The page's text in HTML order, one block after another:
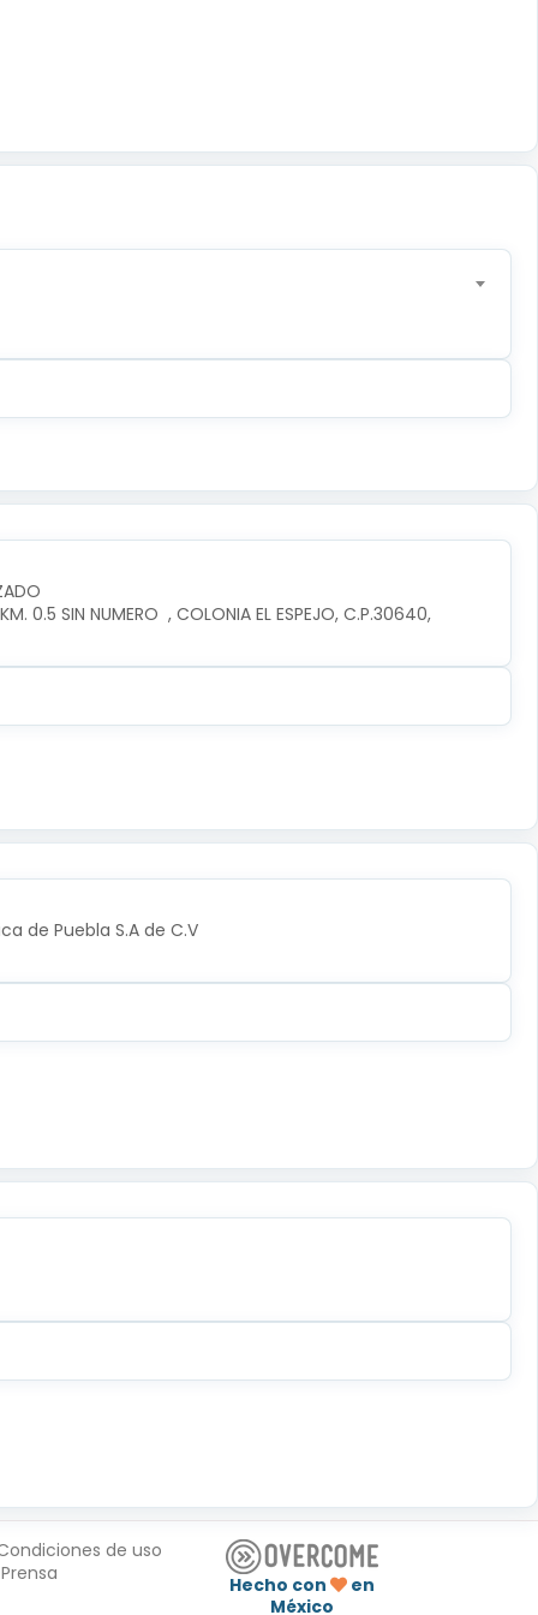
0.5 SIN NUMERO  , COLONIA EL ESPEJO, C.P.30640,
de Puebla S.A de C.V
de uso
Hecho con
en
México